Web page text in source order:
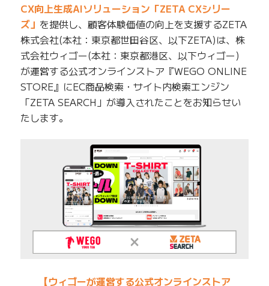
CX向上生成AIソリューション「ZETA CXシリー
ズ」 を提供し、顧客体験価値の向上を支援するZETA
株式会社(本社：東京都世田谷区、以下ZETA)は、株
式会社ウィゴー(本社：東京都港区、以下ウィゴー)
が運営する公式オンラインストア『WEGO ONLINE
STORE』にEC商品検索・サイト内検索エンジン
「ZETA SEARCH」が導入されたことをお知らせい
たします。
【ウィゴーが運営する公式オンラインストア